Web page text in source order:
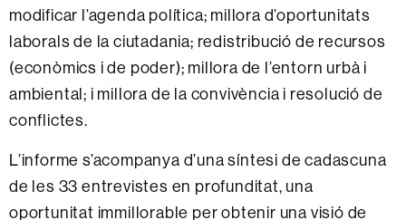
modificar l’agenda política; millora d’oportunitats
laborals de la ciutadania; redistribució de recursos
(econòmics i de poder); millora de l’entorn urbà i
ambiental; i millora de la convivència i resolució de
conflictes.
L’informe s’acompanya d’una síntesi de cadascuna
de les 33 entrevistes en profunditat, una
oportunitat immillorable per obtenir una visió de